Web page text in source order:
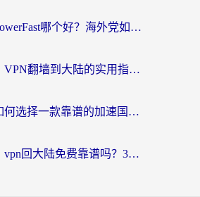
斧牛和快塔TowerFast哪个好？海外党如何选对回国加速器
海外党必看：VPN翻墙到大陆的实用指南——从看CCTV5到选加速器，一篇全搞定
身在海外，如何选择一款靠谱的加速国内网络的加速器？
海外党必看：vpn回大陆免费靠谱吗？3步选对加速器实现无缝刷国内资源